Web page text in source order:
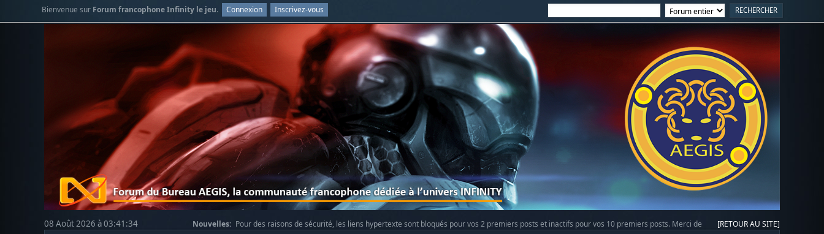
Bienvenue sur Forum francophone Infinity le jeu. Connexion Inscrivez-vous
[RETOUR AU SITE]
08 Août 2026 à 03:41:34 Nouvelles: Pour des raisons de sécurité, les liens hypertexte sont bloqués pour vos 2 premiers posts et inactifs pour vos 10 premiers posts. Merci de